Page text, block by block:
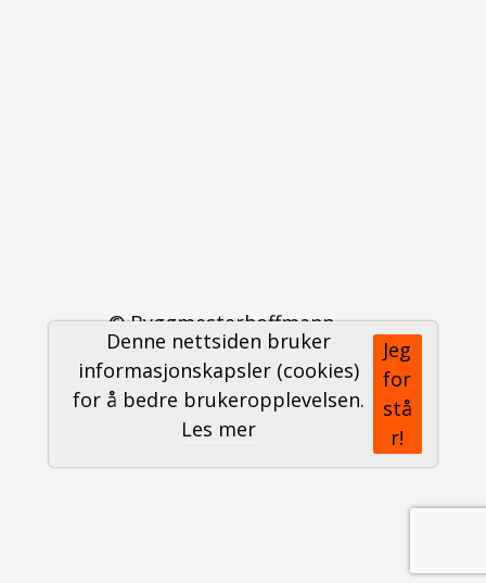
© Byggmesterhoffmann
Denne nettsiden bruker
informasjonskapsler (cookies)
for å bedre brukeropplevelsen.
Les mer
Jeg
for
stå
r!
Personvernerklæring
Logg inn